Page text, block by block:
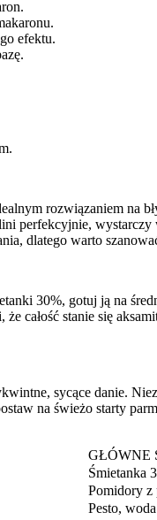
efektu.
rozwiązaniem na
perfekcyjnie,
dlatego warto
30%, gotuj ją na
całość stanie się
sycące danie.
na świeżo starty
GŁÓWNE
Śmietanka
Pomidory z
Pesto,